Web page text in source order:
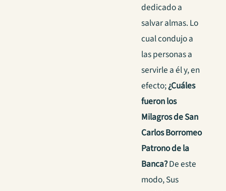
dedicado a
salvar almas. Lo
cual condujo a
las personas a
servirle a él y, en
efecto;¿Cuáles
fueron los
Milagros de San
Carlos Borromeo
Patrono de la
Banca?De este
modo, Sus